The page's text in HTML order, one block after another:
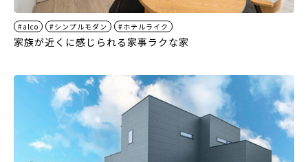
#alco #シンプルモダン #ホテルライク
家族が近くに感じられる家事ラクな家